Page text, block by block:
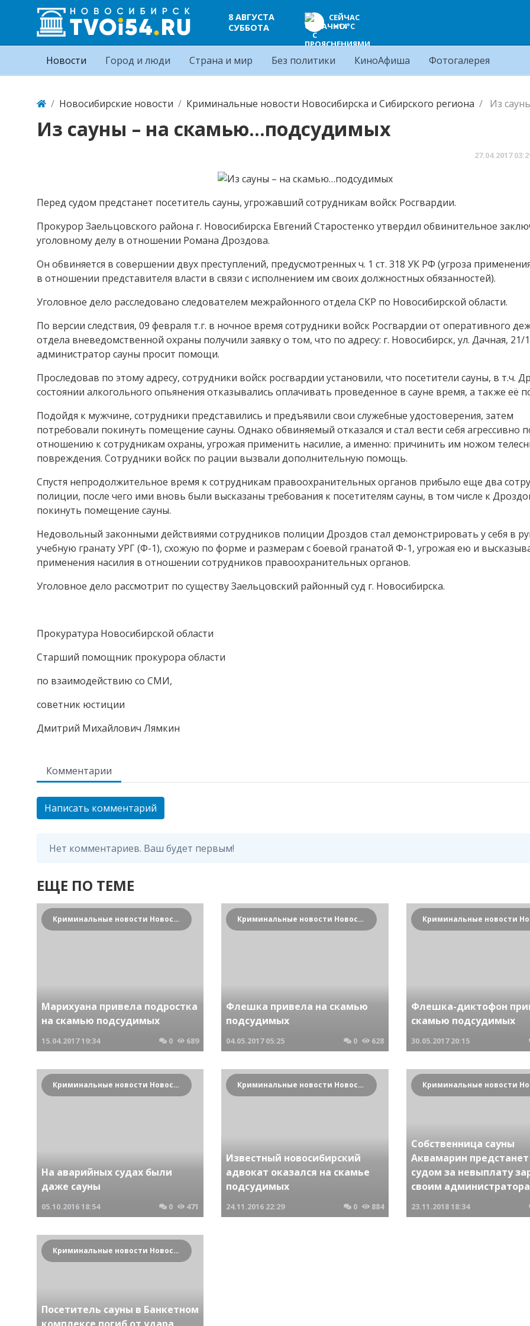
8 АВГУСТА
СУББОТА
СЕЙЧАС
+14°C
Новости Город и люди Страна и мир Без политики КиноАфиша Фотогалерея
Новосибирские новости Криминальные новости Новосибирска и Сибирского региона Из
Из сауны – на скамью…подсудимых
27.04.2017
Перед судом предстанет посетитель сауны, угрожавший сотрудникам войск Росгвардии.
Прокурор Заельцовского района г. Новосибирска Евгений Старостенко утвердил обвинительное
уголовному делу в отношении Романа Дроздова.
Он обвиняется в совершении двух преступлений, предусмотренных ч. 1 ст. 318 УК РФ (угроза
в отношении представителя власти в связи с исполнением им своих должностных обязанностей).
Уголовное дело расследовано следователем межрайонного отдела СКР по Новосибирской области.
По версии следствия, 09 февраля т.г. в ночное время сотрудники войск Росгвардии от оперативного
отдела вневедомственной охраны получили заявку о том, что по адресу: г. Новосибирск, ул. Дачная, 21/1
администратор сауны просит помощи.
Проследовав по этому адресу, сотрудники войск росгвардии установили, что посетители сауны, в т.ч.
состоянии алкогольного опьянения отказывались оплачивать проведенное в сауне время, а также её
Подойдя к мужчине, сотрудники представились и предъявили свои служебные удостоверения, затем
потребовали покинуть помещение сауны. Однако обвиняемый отказался и стал вести себя агрессивно
отношению к сотрудникам охраны, угрожая применить насилие, а именно: причинить им ножом
повреждения. Сотрудники войск по рации вызвали дополнительную помощь.
Спустя непродолжительное время к сотрудникам правоохранительных органов прибыло еще два
полиции, после чего ими вновь были высказаны требования к посетителям сауны, в том числе к
покинуть помещение сауны.
Недовольный законными действиями сотрудников полиции Дроздов стал демонстрировать у себя в
учебную гранату УРГ (Ф-1), схожую по форме и размерам с боевой гранатой Ф-1, угрожая ею и
применения насилия в отношении сотрудников правоохранительных органов.
Уголовное дело рассмотрит по существу Заельцовский районный суд г. Новосибирска.
Прокуратура Новосибирской области
Старший помощник прокурора области
по взаимодействию со СМИ,
советник юстиции
Дмитрий Михайлович Лямкин
Комментарии
Написать комментарий
Нет комментариев. Ваш будет первым!
ЕЩЕ ПО ТЕМЕ
Криминальные новости Новосибирска и Сибирского региона
Марихуана привела подростка
на скамью подсудимых
15.04.201719:34 0 689
Криминальные новости Новосибирска и Сибирского региона
Флешка привела на скамью
подсудимых
04.05.201705:25 0 628
Флешка-диктофон
скамью подсудимых
30.05.2017 20:15
Криминальные новости Новосибирска и Сибирского региона
На аварийных судах были
даже сауны
05.10.201618:54 0 471
Криминальные новости Новосибирска и Сибирского региона
Известный новосибирский
адвокат оказался на скамье
подсудимых
24.11.2016 22:29 0 884
Собственница сауны
Аквамарин
судом за невыплату
своим
23.11.201818:34
Криминальные новости Новосибирска и Сибирского региона
Посетитель сауны в Банкетном